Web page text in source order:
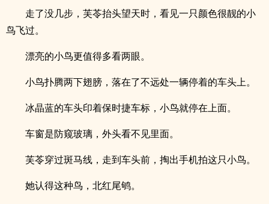
走了没几步，芙苓抬头望天时，看见一只颜色很靓的小
鸟飞过。
漂亮的小鸟更值得多看两眼。
小鸟扑腾两下翅膀，落在了不远处一辆停着的车头上。
冰晶蓝的车头印着保时捷车标，小鸟就停在上面。
车窗是防窥玻璃，外头看不见里面。
芙苓穿过斑马线，走到车头前，掏出手机拍这只小鸟。
她认得这种鸟，北红尾鸲。